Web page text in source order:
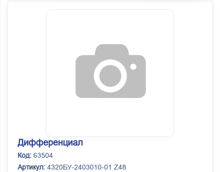
Дифференциал
Код: 63504
Артикул: 4320БУ-2403010-01 Z48